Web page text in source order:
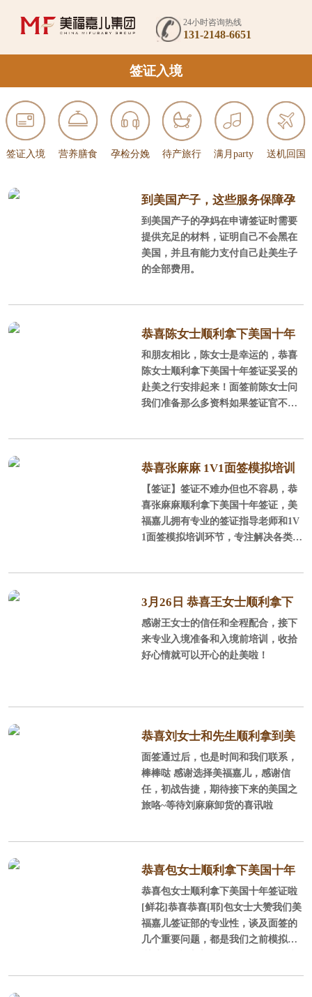
24小时咨询热线
131-2148-6651
签证入境
签证入境 营养膳食 孕检分娩 待产旅行 满月party 送机回国
到美国产子，这些服务保障孕
妈顺利通关入境！
到美国产子的孕妈在申请签证时需要
提供充足的材料，证明自己不会黑在
美国，并且有能力支付自己赴美生子
的全部费用。
恭喜陈女士顺利拿下美国十年
签证妥妥的赴美之行安排起来
和朋友相比，陈女士是幸运的，恭喜
陈女士顺利拿下美国十年签证妥妥的
赴美之行安排起来！面签前陈女士问
我们准备那么多资料如果签证官不看
恭喜张麻麻 1V1面签模拟培训
顺利拿下美国十年签证
【签证】签证不难办但也不容易，恭
喜张麻麻顺利拿下美国十年签证，美
福嘉儿拥有专业的签证指导老师和1V
1面签模拟培训环节，专注解决各类签
3月26日 恭喜王女士顺利拿下
了美国十年签证
感谢王女士的信任和全程配合，接下
来专业入境准备和入境前培训，收拾
好心情就可以开心的赴美啦！
恭喜刘女士和先生顺利拿到美
国十年签证
面签通过后，也是时间和我们联系，
棒棒哒 感谢选择美福嘉儿，感谢信
任，初战告捷，期待接下来的美国之
旅咯~等待刘麻麻卸货的喜讯啦
恭喜包女士顺利拿下美国十年
签证啦
恭喜包女士顺利拿下美国十年签证啦
[鲜花]恭喜恭喜[耶]包女士大赞我们美
福嘉儿签证部的专业性，谈及面签的
几个重要问题，都是我们之前模拟培